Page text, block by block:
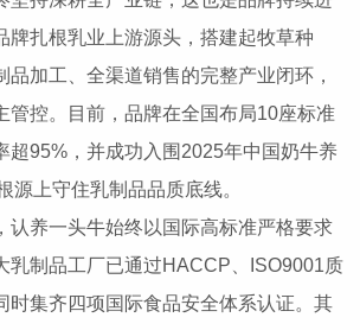
牌扎根乳业上游源头，搭建起牧草种
品加工、全渠道销售的完整产业闭环，
管控。目前，品牌在全国布局10座标准
超95%，并成功入围2025年中国奶牛养
源上守住乳制品品质底线。
认养一头牛始终以国际高标准严格要求
乳制品工厂已通过HACCP、ISO9001质
时集齐四项国际食品安全体系认证。其